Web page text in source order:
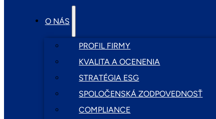
O NÁS
PROFIL FIRMY
KVALITA A OCENENIA
STRATÉGIA ESG
SPOLOČENSKÁ ZODPOVEDNOSŤ
COMPLIANCE